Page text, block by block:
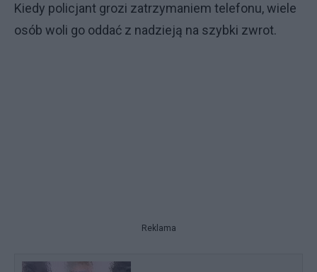
Kiedy policjant grozi zatrzymaniem telefonu, wiele
osób woli go oddać z nadzieją na szybki zwrot.
Reklama